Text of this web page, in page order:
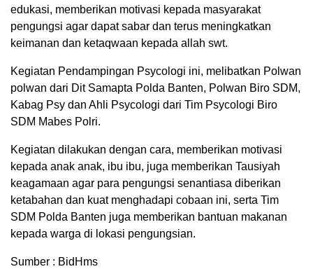
edukasi, memberikan motivasi kepada masyarakat
pengungsi agar dapat sabar dan terus meningkatkan
keimanan dan ketaqwaan kepada allah swt.
Kegiatan Pendampingan Psycologi ini, melibatkan Polwan
polwan dari Dit Samapta Polda Banten, Polwan Biro SDM,
Kabag Psy dan Ahli Psycologi dari Tim Psycologi Biro
SDM Mabes Polri.
Kegiatan dilakukan dengan cara, memberikan motivasi
kepada anak anak, ibu ibu, juga memberikan Tausiyah
keagamaan agar para pengungsi senantiasa diberikan
ketabahan dan kuat menghadapi cobaan ini, serta Tim
SDM Polda Banten juga memberikan bantuan makanan
kepada warga di lokasi pengungsian.
Sumber : BidHms